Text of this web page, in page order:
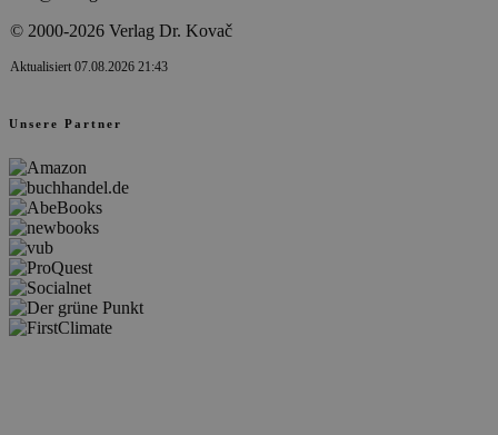
© 2000-2026 Verlag Dr. Kovač
Aktualisiert 07.08.2026 21:43
Unsere Partner